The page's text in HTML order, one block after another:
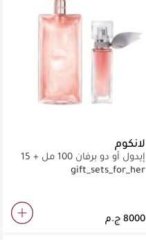
لانكوم
إيدول أو دو برفان 100 مل + 15
مل
gift_sets_for_her